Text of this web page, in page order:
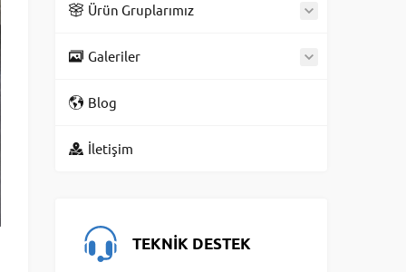
Ürün Gruplarımız
Galeriler
Blog
İletişim
TEKNİK DESTEK